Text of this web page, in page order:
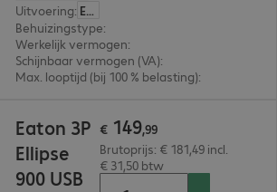
Uitvoering: Europa
Behuizingstype:
Werkelijk vermogen:
Schijnbaar vermogen (VA):
Max. looptijd (bij 100 % belasting):
Eaton 3P
Ellipse
900 USB
€ 149,99
Brutoprijs: € 181,49 incl.
€ 31,50 btw